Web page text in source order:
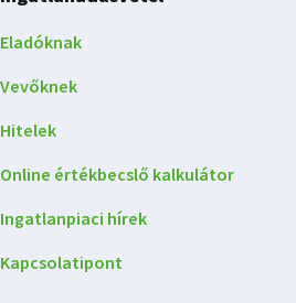
Eladóknak
Vevőknek
Hitelek
Online értékbecslő kalkulátor
Ingatlanpiaci hírek
Kapcsolatipont